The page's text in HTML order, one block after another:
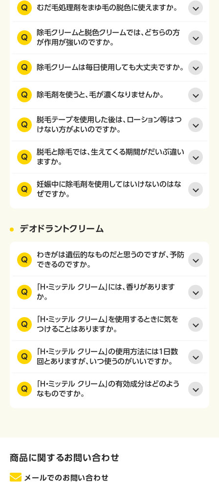
Q むだ毛処理剤をまゆ毛の脱色に使えますか。
Q
除毛クリームと脱色クリームでは、どちらの方
が作用が強いのですか。
Q 除毛クリームは毎日使用しても大丈夫ですか。
Q 除毛剤を使うと、毛が濃くなりませんか。
Q
脱毛テープを使用した後は、ローション等はつ
けない方がよいのですか。
Q
脱毛と除毛では、生えてくる期間がだいぶ違い
ますか。
Q
妊娠中に除毛剤を使用してはいけないのはな
ぜですか。
デオドラントクリーム
Q
わきがは遺伝的なものだと思うのですが、予防
できるのですか。
Q
「H・ミッテル クリーム」には、香りがあります
か。
Q
「H・ミッテル クリーム」を使用するときに気を
つけることはありますか。
Q
「H・ミッテル クリーム」の使用方法には１日数
回とありますが、いつ使うのがいいですか。
Q
「H・ミッテル クリーム」の有効成分はどのよう
なものですか。
商品に関するお問い合わせ
メールでのお問い合わせ